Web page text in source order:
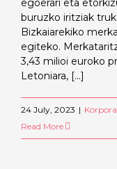
egoerari eta
buruzko iritziak
Bizkaiarekiko
egiteko.
3,43 milioi euroko
Letoniara, [...]
24 July, 2023 |
Read More